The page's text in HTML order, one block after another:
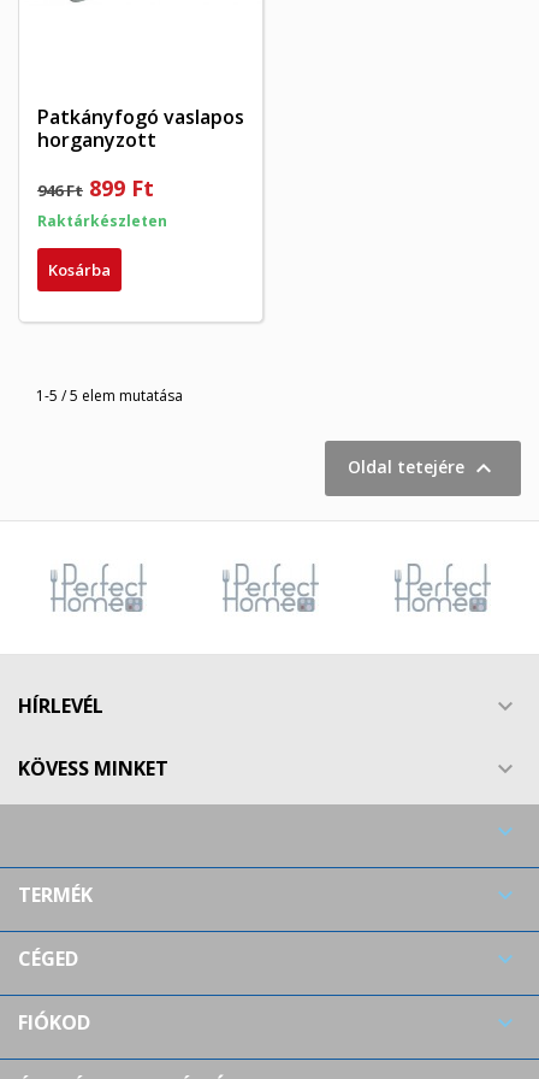
Patkányfogó vaslapos
horganyzott
946 Ft 899 Ft
Raktárkészleten
Kosárba
1-5 / 5 elem mutatása
Oldal tetejére 
HÍRLEVÉL 
KÖVESS MINKET 

TERMÉK 
CÉGED 
FIÓKOD 